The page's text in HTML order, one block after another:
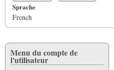
Sprache
French
Menu du compte de
l'utilisateur